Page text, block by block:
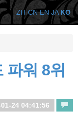
파워 8위
24 04:41:56
ZH-CN EN JA KO